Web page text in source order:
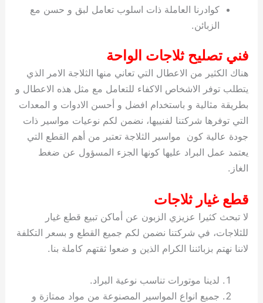
كوادرنا العاملة ذات اسلوب تعامل لبق و حسن مع
الزبائن.
فني تصليح ثلاجات الواحة
هناك الكثير من الاعطال التي تعاني منها الثلاجة الامر الذي
يتطلب توفر الاشخاص الاكفاء للتعامل مع مثل هذه الاعطال و
بطريقة مثالية و باستخدام افضل و أحسن الادوات و المعدات
التي توفرها شركتنا لفنييها، نضمن لكم نوعيات مواسير ذات
جودة عالية كون مواسير الثلاجة تعتبر من أهم القطع التي
يعتمد عمل البراد عليها كونها الجزء المسؤول عن ضغط
الغاز.
قطع غيار ثلاجات
لا تبحث كثيرا عزيزي الزبون عن أماكن تبيع قطع غيار
للثلاجات، في شركتنا نضمن لكم جميع القطع و بسعر التكلفة
لاننا نهتم بزبائننا الكرام الذين و ضعوا ثقتهم كاملة بنا.
لدينا موتورات تناسب نوعية البراد.
جميع انواع المواسير المصنوعة من مواد ممتازة و